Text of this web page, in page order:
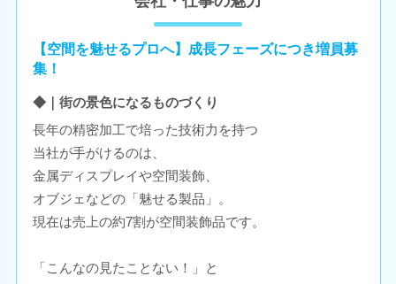
【空間を魅せるプロへ】成長フェーズにつき増員募
集！
◆｜街の景色になるものづくり
長年の精密加工で培った技術力を持つ
当社が手がけるのは、
金属ディスプレイや空間装飾、
オブジェなどの「魅せる製品」。
現在は売上の約7割が空間装飾品です。
「こんなの見たことない！」と